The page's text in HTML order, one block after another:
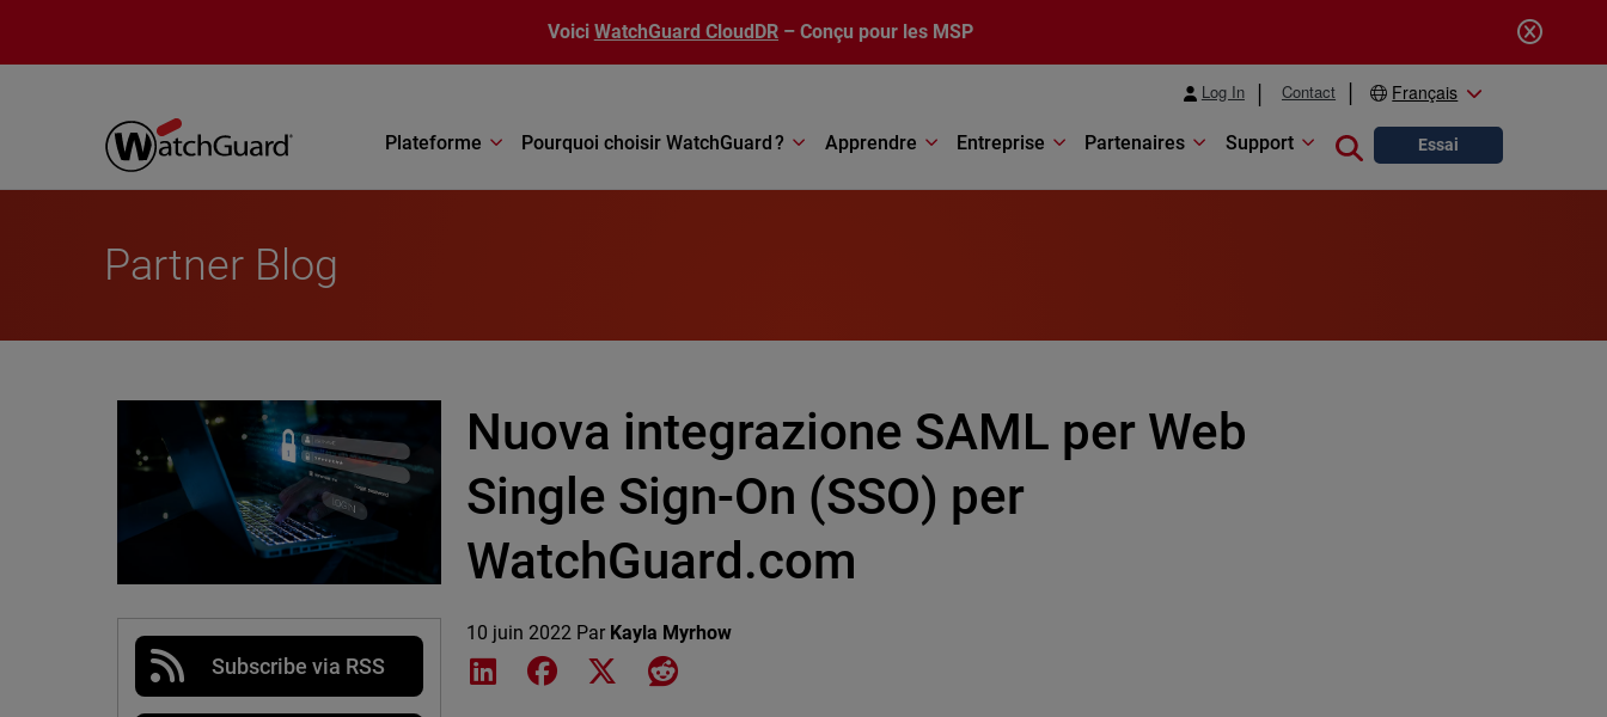
Voici WatchGuard CloudDR – Conçu pour les MSP
Log In Contact Français
Plateforme Pourquoi choisir WatchGuard ? Apprendre Entreprise Partenaires Support Close search
Essai
Partner Blog
Subscribe via RSS
Nuova integrazione SAML per Web
Single Sign-On (SSO) per
WatchGuard.com
10 juin 2022 Par Kayla Myrhow
Share on LinkedIn
Share on Facebook
Share on XShare on Reddit